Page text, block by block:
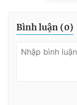
Bình luận (0)